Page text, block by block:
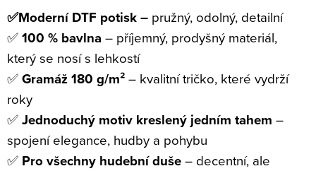
✅Moderní DTF potisk – pružný, odolný, detailní
✅100 % bavlna – příjemný, prodyšný materiál,
který se nosí s lehkostí
✅Gramáž 180 g/m²– kvalitní tričko, které vydrží
roky
✅Jednoduchý motiv kreslený jedním tahem –
spojení elegance, hudby a pohybu
✅ Pro všechny hudební duše– decentní, ale